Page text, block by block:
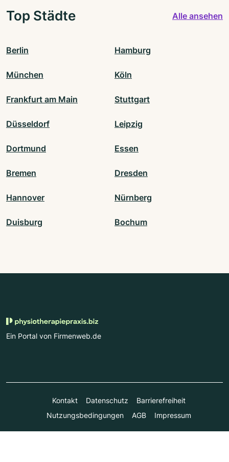
Top Städte Alle ansehen
Berlin Hamburg
München Köln
Frankfurt am Main Stuttgart
Düsseldorf Leipzig
Dortmund Essen
Bremen Dresden
Hannover Nürnberg
Duisburg Bochum
Ein Portal von Firmenweb.de
Kontakt Datenschutz
Barrierefreiheit
Nutzungsbedingungen
AGB Impressum